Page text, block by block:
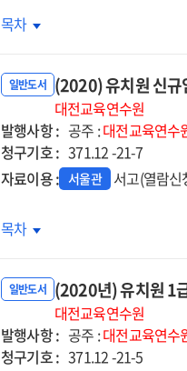
(2020년)
강화
(2기)
목차
일반도서 (2020) 유치원 신규
대전교육연수원
발행사항 : 공주 :대전교육연수
청구기호 : 371.12 -21-7
자료이용 : 서울관 서고(열람신
(2020)
직무연수
목차
일반도서 (2020년) 유치원 1
대전교육연수원
발행사항 : 공주 :대전교육연수
청구기호 : 371.12 -21-5